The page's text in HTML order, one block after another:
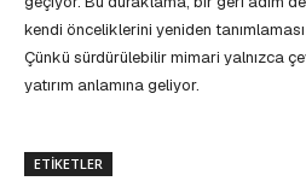
kendi önceliklerini yeniden
Çünkü sürdürülebilir mimari yalnızca
yatırım anlamına geliyor.
ETIKETLER